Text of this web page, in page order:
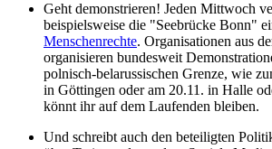
Geht demonstrieren! Jeden Mittwoch
beispielsweise die "Seebrücke Bonn"
Menschenrechte. Organisationen aus
organisieren bundesweit
polnisch-belarussischen Grenze, wie
in Göttingen oder am 20.11. in Halle
könnt ihr auf dem Laufenden bleiben.
Und schreibt auch den beteiligten